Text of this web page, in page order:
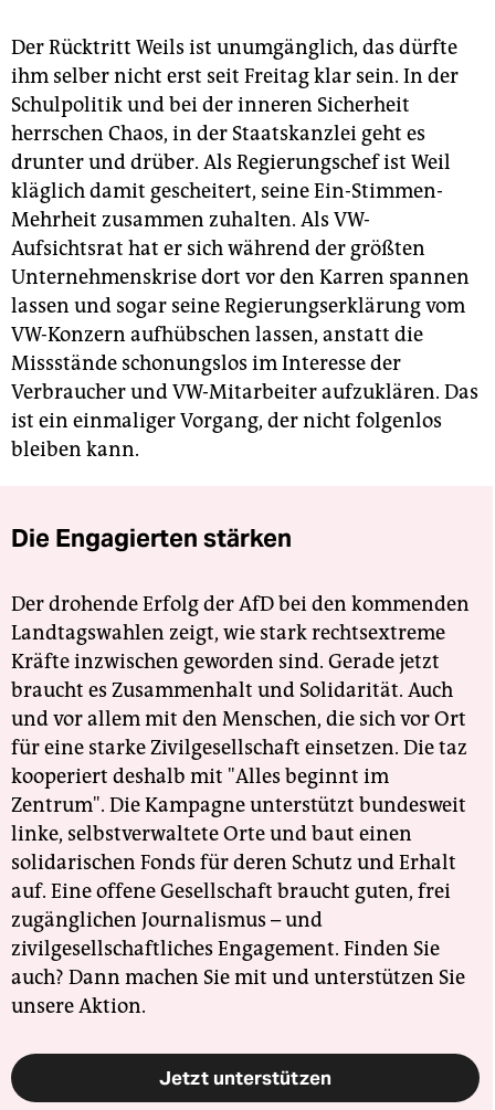
Der Rücktritt Weils ist unumgänglich, das dürfte
ihm selber nicht erst seit Freitag klar sein. In der
Schulpolitik und bei der inneren Sicherheit
herrschen Chaos, in der Staatskanzlei geht es
drunter und drüber. Als Regierungschef ist Weil
kläglich damit gescheitert, seine Ein-Stimmen-
Mehrheit zusammen zuhalten. Als VW-
Aufsichtsrat hat er sich während der größten
Unternehmenskrise dort vor den Karren spannen
lassen und sogar seine Regierungserklärung vom
VW-Konzern aufhübschen lassen, anstatt die
Missstände schonungslos im Interesse der
Verbraucher und VW-Mitarbeiter aufzuklären. Das
ist ein einmaliger Vorgang, der nicht folgenlos
bleiben kann.
Die Engagierten stärken
Der drohende Erfolg der AfD bei den kommenden
Landtagswahlen zeigt, wie stark rechtsextreme
Kräfte inzwischen geworden sind. Gerade jetzt
braucht es Zusammenhalt und Solidarität. Auch
und vor allem mit den Menschen, die sich vor Ort
für eine starke Zivilgesellschaft einsetzen. Die taz
kooperiert deshalb mit "Alles beginnt im
Zentrum". Die Kampagne unterstützt bundesweit
linke, selbstverwaltete Orte und baut einen
solidarischen Fonds für deren Schutz und Erhalt
auf. Eine offene Gesellschaft braucht guten, frei
zugänglichen Journalismus – und
zivilgesellschaftliches Engagement. Finden Sie
auch? Dann machen Sie mit und unterstützen Sie
unsere Aktion.
Jetzt unterstützen